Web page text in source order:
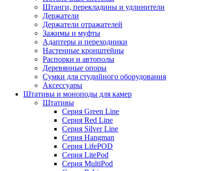
Штанги, перекладины и удлинители
Держатели
Держатели отражателей
Зажимы и муфты
Адаптеры и переходники
Настенные кронштейны
Распорки и автополы
Деревянные опоры
Сумки для студийного оборудования
Аксессуары
Штативы и моноподы для камер
Штативы
Серия Green Line
Серия Red Line
Серия Silver Line
Серия Hangman
Серия LifePOD
Серия LitePod
Серия MultiPod